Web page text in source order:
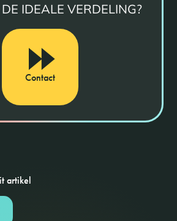
IDEALE VERDELING?
Contact
artikel